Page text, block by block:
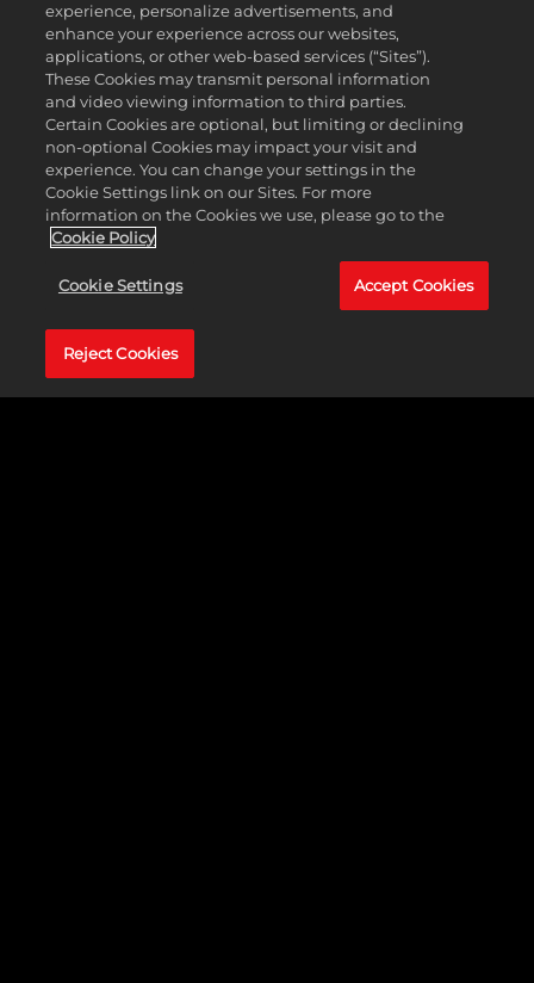
FINISH YOUR STORY
Inizia la tua avventura nei panni di una recluta WWE e
termina la tua storia con il titolo di Champion in WWE
2K24.
experience, personalize advertisements, and
enhance your experience across our websites,
applications, or other web-based services (“Sites”).
These Cookies may transmit personal information
and video viewing information to third parties.
Certain Cookies are optional, but limiting or declining
non-optional Cookies may impact your visit and
experience. You can change your settings in the
Cookie Settings link on our Sites. For more
information on the Cookies we use, please go to the
Cookie Policy
Cookie Settings Accept Cookies
Reject Cookies